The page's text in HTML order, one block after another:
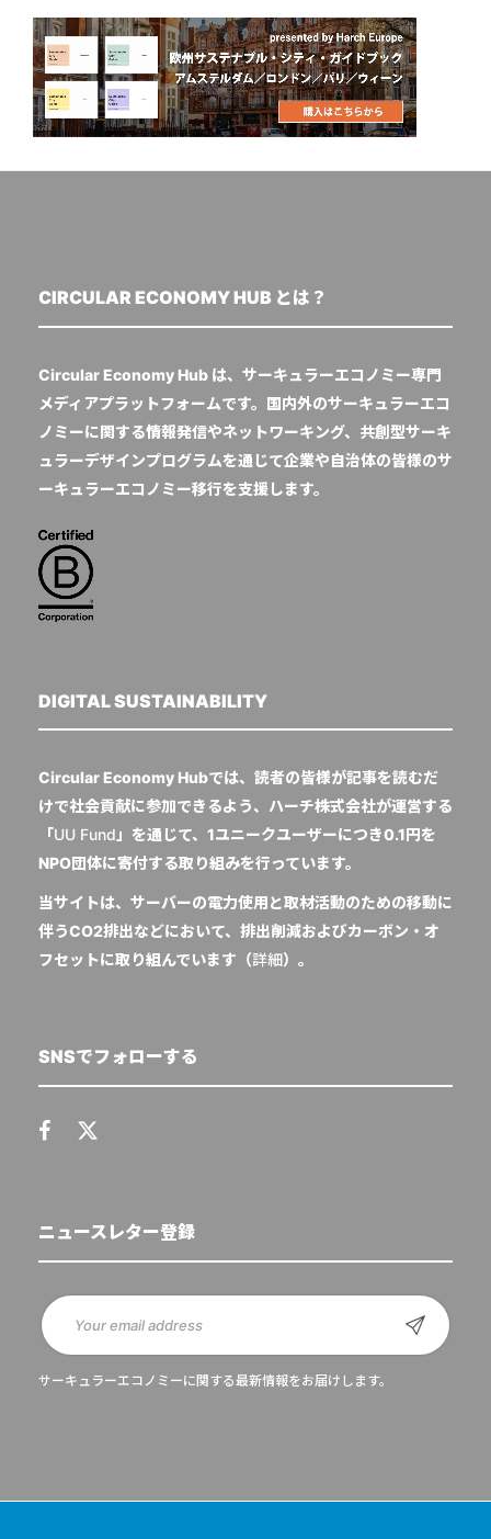
CIRCULAR ECONOMY HUB とは？
Circular Economy Hub は、サーキュラーエコノミー専門
メディアプラットフォームです。国内外のサーキュラーエコ
ノミーに関する情報発信やネットワーキング、共創型サーキ
ュラーデザインプログラムを通じて企業や自治体の皆様のサ
ーキュラーエコノミー移行を支援します。
DIGITAL SUSTAINABILITY
Circular Economy Hubでは、読者の皆様が記事を読むだ
けで社会貢献に参加できるよう、ハーチ株式会社が運営する
「UU Fund 」を通じて、1ユニークユーザーにつき0.1円を
NPO団体に寄付する取り組みを行っています。
当サイトは、サーバーの電力使用と取材活動のための移動に
伴うCO2排出などにおいて、排出削減およびカーボン・オ
フセットに取り組んでいます（詳細）。
SNSでフォローする
ニュースレター登録
サーキュラーエコノミーに関する最新情報をお届けします。